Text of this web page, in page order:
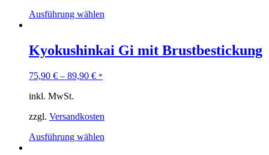
Ausführung wählen
Kyokushinkai Gi mit Brustbestickung
75,90 € – 89,90 € *
inkl. MwSt.
zzgl. Versandkosten
Ausführung wählen